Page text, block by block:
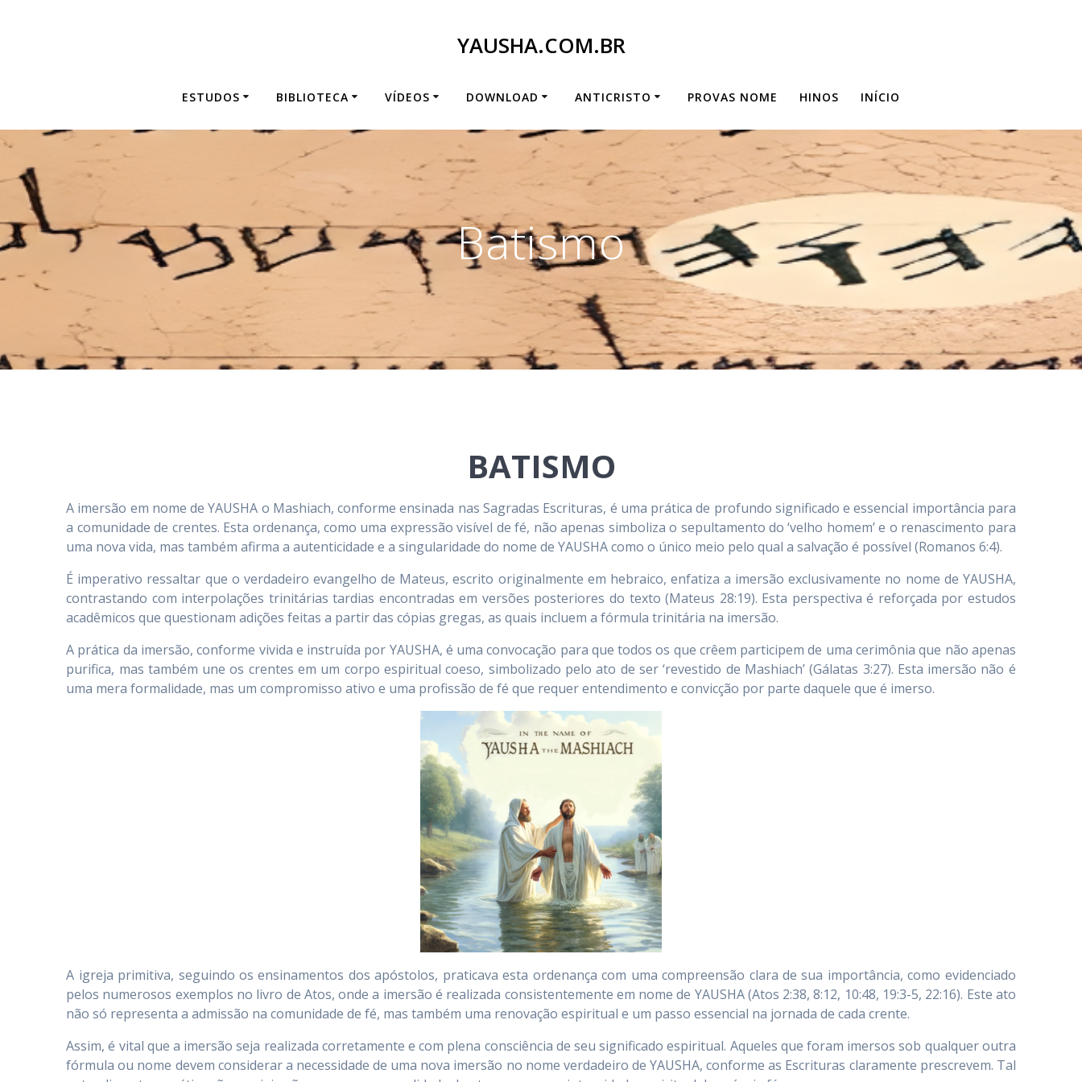
YAUSHA.COM.BR
ESTUDOS BIBLIOTECA VÍDEOS DOWNLOAD ANTICRISTO PROVAS NOME HINOS INÍCIO
Batismo
BATISMO
A imersão em nome de YAUSHA o Mashiach, conforme ensinada nas Sagradas Escrituras, é uma prática de profundo significado e essencial importância para
a comunidade de crentes. Esta ordenança, como uma expressão visível de fé, não apenas simboliza o sepultamento do ‘velho homem’ e o renascimento para
uma nova vida, mas também afirma a autenticidade e a singularidade do nome de YAUSHA como o único meio pelo qual a salvação é possível (Romanos 6:4).
É imperativo ressaltar que o verdadeiro evangelho de Mateus, escrito originalmente em hebraico, enfatiza a imersão exclusivamente no nome de YAUSHA,
contrastando com interpolações trinitárias tardias encontradas em versões posteriores do texto (Mateus 28:19). Esta perspectiva é reforçada por estudos
acadêmicos que questionam adições feitas a partir das cópias gregas, as quais incluem a fórmula trinitária na imersão.
A prática da imersão, conforme vivida e instruída por YAUSHA, é uma convocação para que todos os que crêem participem de uma cerimônia que não apenas
purifica, mas também une os crentes em um corpo espiritual coeso, simbolizado pelo ato de ser ‘revestido de Mashiach’ (Gálatas 3:27). Esta imersão não é
uma mera formalidade, mas um compromisso ativo e uma profissão de fé que requer entendimento e convicção por parte daquele que é imerso.
A igreja primitiva, seguindo os ensinamentos dos apóstolos, praticava esta ordenança com uma compreensão clara de sua importância, como evidenciado
pelos numerosos exemplos no livro de Atos, onde a imersão é realizada consistentemente em nome de YAUSHA (Atos 2:38, 8:12, 10:48, 19:3-5, 22:16). Este ato
não só representa a admissão na comunidade de fé, mas também uma renovação espiritual e um passo essencial na jornada de cada crente.
Assim, é vital que a imersão seja realizada corretamente e com plena consciência de seu significado espiritual. Aqueles que foram imersos sob qualquer outra
fórmula ou nome devem considerar a necessidade de uma nova imersão no nome verdadeiro de YAUSHA, conforme as Escrituras claramente prescrevem. Tal